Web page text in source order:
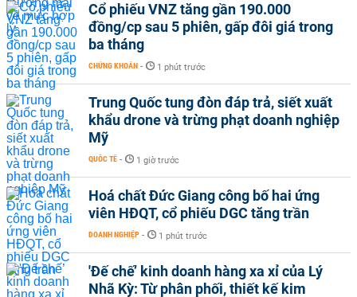
Cổ phiếu VNZ tăng gần 190.000
đồng/cp sau 5 phiên, gấp đôi giá trong
ba tháng
CHỨNG KHOÁN - 1 phút trước
Trung Quốc tung đòn đáp trả, siết xuất
khẩu drone và trừng phạt doanh nghiệp
Mỹ
QUỐC TẾ - 1 giờ trước
Hoá chất Đức Giang công bố hai ứng
viên HĐQT, cổ phiếu DGC tăng trần
DOANH NGHIỆP - 1 phút trước
'Đế chế’ kinh doanh hàng xa xỉ của Lý
Nhã Kỳ: Từ phân phối, thiết kế kim